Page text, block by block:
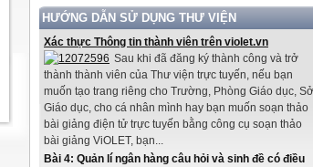
HƯỚNG DẪN SỬ DỤNG THƯ VIỆN
Xác thực Thông tin thành viên trên violet.vn
Sau khi đã đăng ký thành công và trở
thành thành viên của Thư viện trực tuyến, nếu bạn
muốn tạo trang riêng cho Trường, Phòng Giáo dục, Sở
Giáo dục, cho cá nhân mình hay bạn muốn soạn thảo
bài giảng điện tử trực tuyến bằng công cụ soạn thảo
bài giảng ViOLET, bạn...
Bài 4: Quản lí ngân hàng câu hỏi và sinh đề có điều